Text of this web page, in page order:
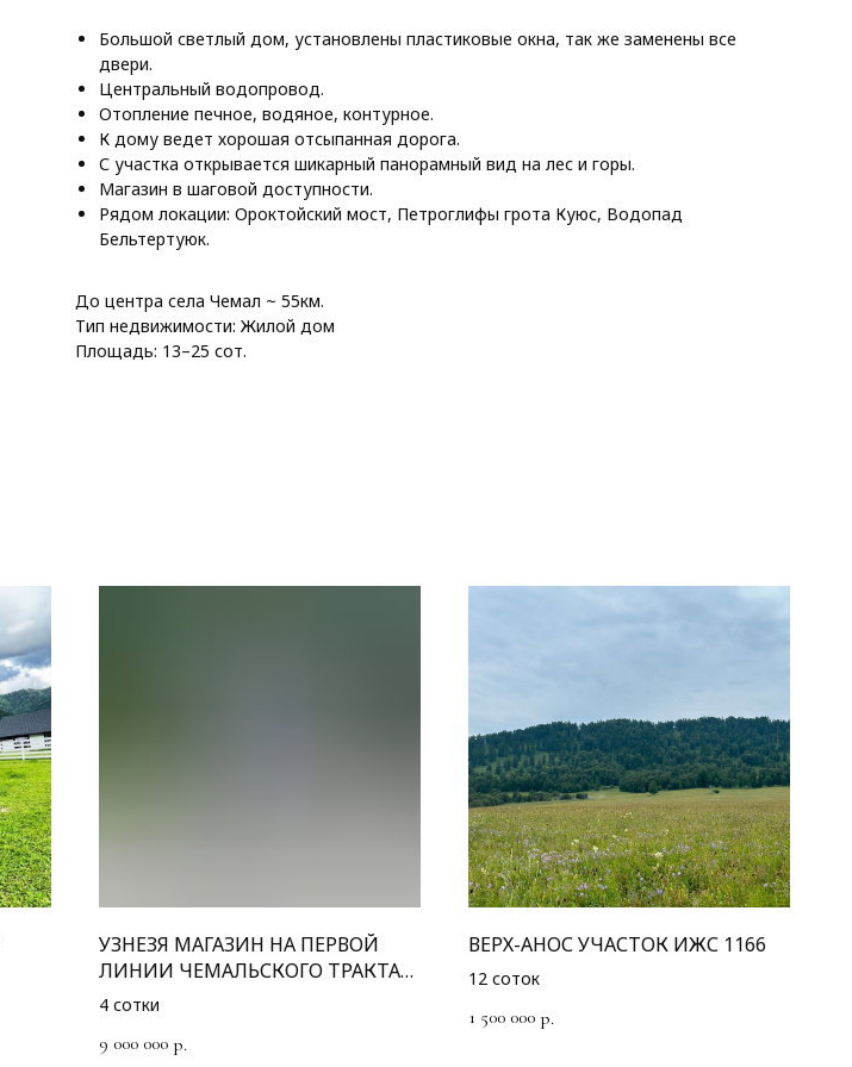
Большой светлый дом, установлены пластиковые окна, так же заменены все
двери.
Центральный водопровод.
Отопление печное, водяное, контурное.
К дому ведет хорошая отсыпанная дорога.
С участка открывается шикарный панорамный вид на лес и горы.
Магазин в шаговой доступности.
Рядом локации: Ороктойский мост, Петроглифы грота Куюс, Водопад
Бельтертуюк.
До центра села Чемал ~ 55км.
Тип недвижимости: Жилой дом
Площадь: 13–25 сот.
УЗНЕЗЯ МАГАЗИН НА ПЕРВОЙ
ЛИНИИ ЧЕМАЛЬСКОГО ТРАКТА
704
4 сотки
9 000 000 р.
ВЕРХ-АНОС УЧАСТОК ИЖС 1166
12 соток
1 500 000 р.